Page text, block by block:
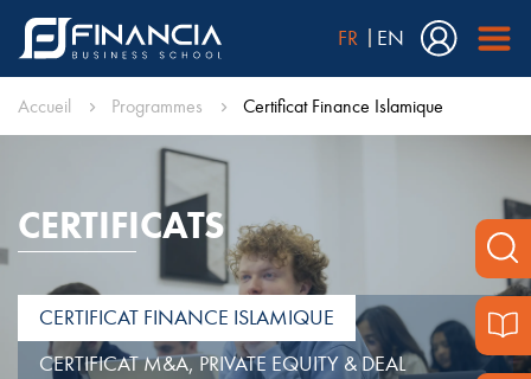
FR EN
Accueil Programmes Certificat Finance Islamique
CERTIFICATS
CERTIFICAT FINANCE ISLAMIQUE
CERTIFICAT M&A, PRIVATE EQUITY & DEAL